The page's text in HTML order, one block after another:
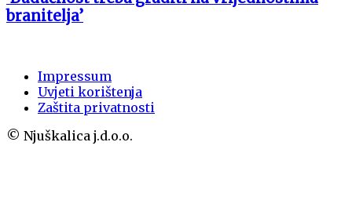
branitelja’
Impressum
Uvjeti korištenja
Zaštita privatnosti
© Njuškalica j.d.o.o.